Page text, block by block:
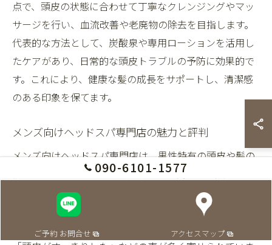
点で、頭皮の状態に合わせて丁寧なクレンジングやマッ
サージを行い、血流改善や老廃物の除去を目指します。
代表的な方法として、炭酸泉や専用ローションを活用し
たケアがあり、日常的な頭皮トラブルの予防に効果的で
す。これにより、健康な髪の成長をサポートし、清潔感
のある印象を保てます。
メンズ向けヘッドスパ専門店の魅力と評判
メンズ向けヘッドスパ専門店は、男性特有の頭皮や髪の
悩みに特化したサービスが魅力です。富山市や魚津市で
は、施術前の頭皮診断やパーソナライズケアを通じて、
個々のニーズに応じたアプローチが高く評価されていま
す。実際に利用した男性からは、「リラックスできる」
090-6101-1577
ご予約 お問合せ アクセスマップ